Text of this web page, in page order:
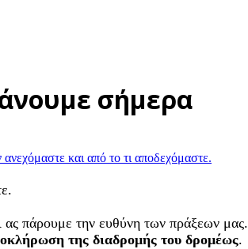
σήμερα
ας πάρουμε την ευθύνη των πράξεων μας.
της διαδρομής του δρομέως.